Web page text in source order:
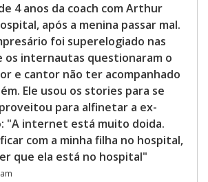
4 anos da coach com Arthur
após a menina passar mal.
foi superelogiado nas
os internautas questionaram o
e cantor não ter acompanhado
Ele usou os stories para se
para alfinetar a ex-
"A internet está muito doida.
com a minha filha no hospital,
que ela está no hospital"